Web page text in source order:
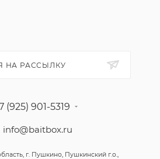
НА РАССЫЛКУ
(925) 901-5319
info@baitbox.ru
г. Пушкино, Пушкинский г.о.,